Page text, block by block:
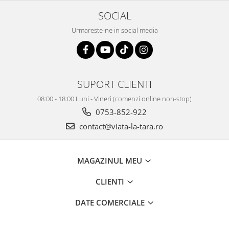
SOCIAL
Urmareste-ne in social media
SUPORT CLIENTI
08:00 - 18:00 Luni - Vineri (comenzi online non-stop)
0753-852-922
contact@viata-la-tara.ro
MAGAZINUL MEU
CLIENTI
DATE COMERCIALE